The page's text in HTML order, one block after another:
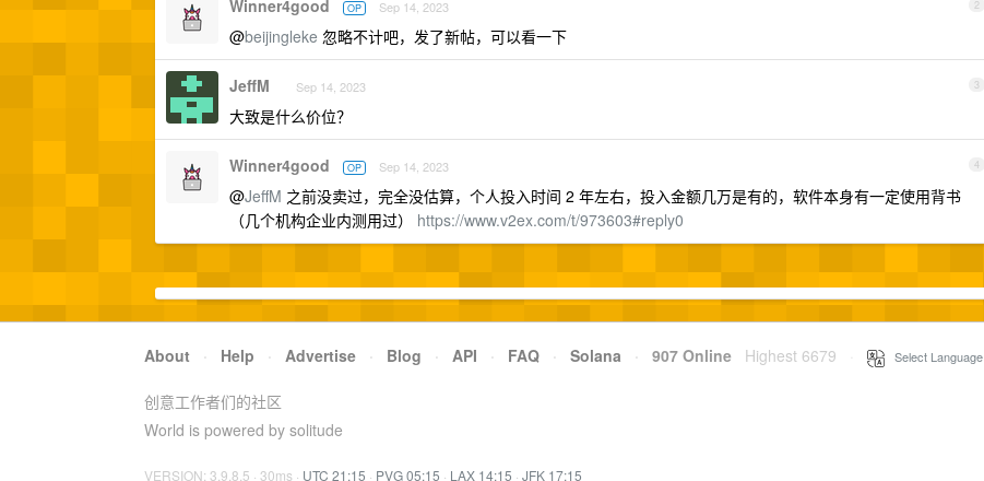
2
Winner4good OP Sep 14, 2023
@beijingleke 忽略不计吧，发了新帖，可以看一下
3
JeffM Sep 14, 2023
大致是什么价位？
4
Winner4good OP Sep 14, 2023
@JeffM 之前没卖过，完全没估算，个人投入时间 2 年左右，投入金额几万是有的，软件本身有一定使用背书
（几个机构企业内测用过） https://www.v2ex.com/t/973603#reply0
About · Help · Advertise · Blog · API · FAQ · Solana · 907 Online Highest 6679 Select Language
创意工作者们的社区
World is powered by solitude
VERSION: 3.9.8.5 · 30ms · UTC 21:15 · PVG 05:15 · LAX 14:15 · JFK 17:15